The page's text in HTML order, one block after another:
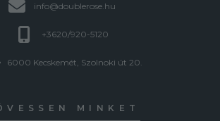
info@doublerose.hu
+3620/920-5120
6000 Kecskemét, Szolnoki út 20.
MINKET